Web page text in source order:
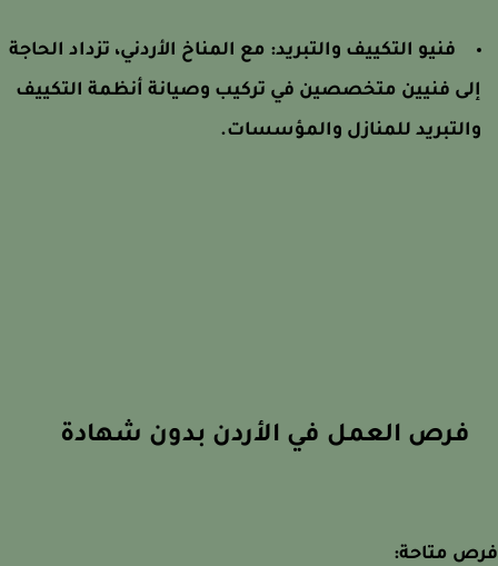
فنيو التكييف والتبريد:مع المناخ الأردني، تزداد الحاجة
فنيين متخصصين في تركيب وصيانة أنظمة التكييف
للمنازل والمؤسسات.
فرص العمل في الأردن بدون شهادة
متاحة: